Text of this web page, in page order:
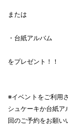
または
・台紙アルバム
をプレゼント！！
※イベントをご利用
シュケーキか台紙ア
回のご予約をお願い